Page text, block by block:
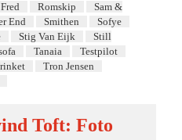
Romskip
Sam &
End Smithen
Sofye
Stig Van Eijk
Still
Tanaia
Testpilot
Tron Jensen
Toft: Foto